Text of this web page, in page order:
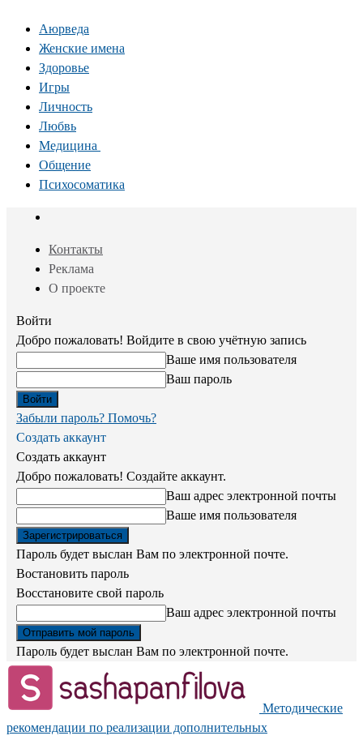
Аюрведа
Женские имена
Здоровье
Игры
Личность
Любвь
Медицина
Общение
Психосоматика
Контакты
Реклама
О проекте
Войти
Добро пожаловать! Войдите в свою учётную запись
Ваше имя пользователя
Ваш пароль
Забыли пароль? Помочь?
Создать аккаунт
Создать аккаунт
Добро пожаловать! Создайте аккаунт.
Ваш адрес электронной почты
Ваше имя пользователя
Пароль будет выслан Вам по электронной почте.
Востановить пароль
Восстановите свой пароль
Ваш адрес электронной почты
Пароль будет выслан Вам по электронной почте.
Методические
рекомендации по реализации дополнительных